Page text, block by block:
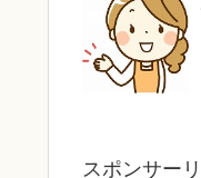
スポンサー